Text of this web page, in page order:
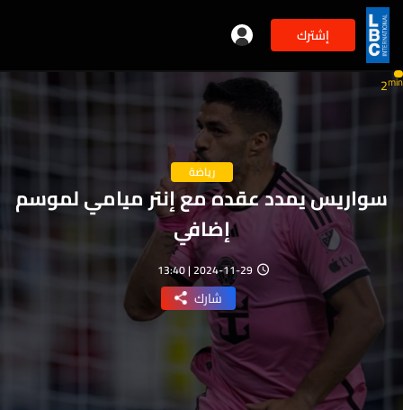
إشترك
رياضة
سواريس يمدد عقده مع إنتر ميامي لموسم
إضافي
2024-11-29 | 13:40
شارك
2min